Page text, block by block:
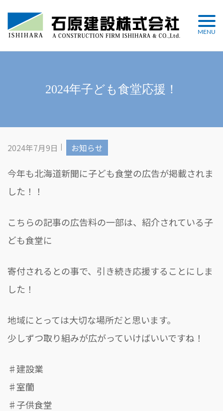
MENU
2024年子ども食堂応援！
2024年7月9日 お知らせ
今年も北海道新聞に子ども食堂の広告が掲載されま
した！！
こちらの記事の広告料の一部は、紹介されている子
ども食堂に
寄付されるとの事で、引き続き応援することにしま
した！
地域にとっては大切な場所だと思います。
少しずつ取り組みが広がっていけばいいですね！
♯建設業
♯室蘭
♯子供食堂